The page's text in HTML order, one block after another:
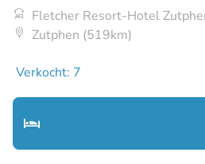
Fletcher Resort-Hotel
Zutphen (519km)
Verkocht: 7